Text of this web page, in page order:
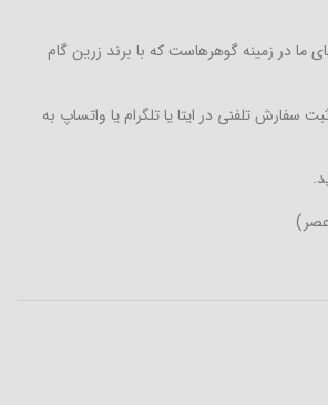
ما در زمینه گوهرهاست که با برند زرین گام
سفارش تلفنی در ایتا یا تلگرام یا واتساپ به